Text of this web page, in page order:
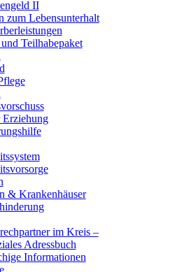
II
zum Lebensunterhalt
Teilhabepaket
& Krankenhäuser
im Kreis –
Adressbuch
Informationen